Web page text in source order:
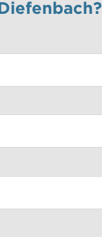
Diefenbach?